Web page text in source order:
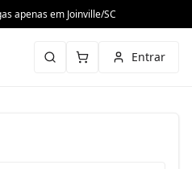
apenas em Joinville/SC
Entrar